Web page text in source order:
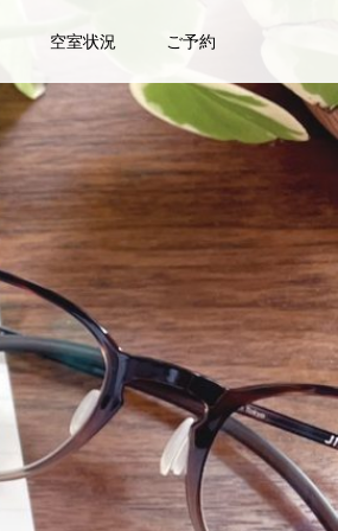
空室状況 ご予約